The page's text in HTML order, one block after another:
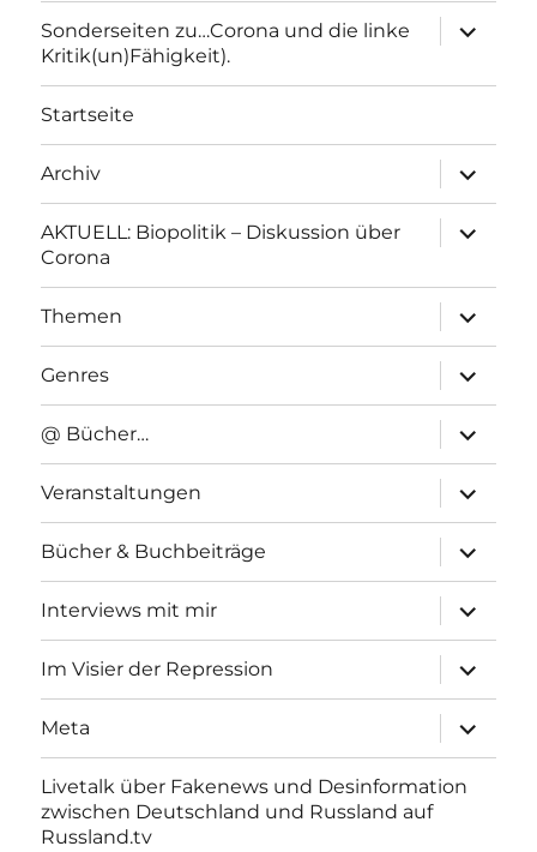
Sonderseiten zu…Corona und die linke
Kritik(un)Fähigkeit).
anzeigen
Startseite
Archiv
anzeigen
AKTUELL: Biopolitik – Diskussion über
Corona
anzeigen
Themen
anzeigen
Genres
anzeigen
@ Bücher…
anzeigen
Veranstaltungen
anzeigen
Bücher & Buchbeiträge
anzeigen
Interviews mit mir
anzeigen
Im Visier der Repression
anzeigen
Meta
anzeigen
Livetalk über Fakenews und Desinformation
zwischen Deutschland und Russland auf
Russland.tv